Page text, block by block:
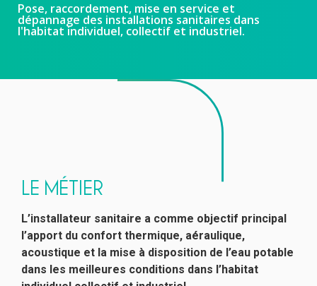
Pose, raccordement, mise en service et
dépannage des installations sanitaires dans
l'habitat individuel, collectif et industriel.
LE MÉTIER
L’installateur sanitaire a comme objectif principal
l’apport du confort thermique, aéraulique,
acoustique et la mise à disposition de l’eau potable
dans les meilleures conditions dans l’habitat